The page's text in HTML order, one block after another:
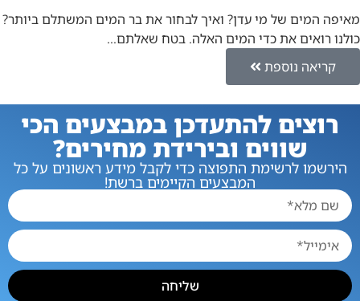
מאיפה המים של מי עדן? ואיך לבחור את בר המים המשתלם ביותר?
כולנו רואים את כדי המים האלה. בטח שאלתם…
קריאה נוספת
רוצים להתעדכן במבצעים הכי
שווים ובירידת מחירים?
הירשמו לרשימת התפוצה כדי לקבל מידע ראשונים על כל
המבצעים הקיימים ברשת!
שליחה